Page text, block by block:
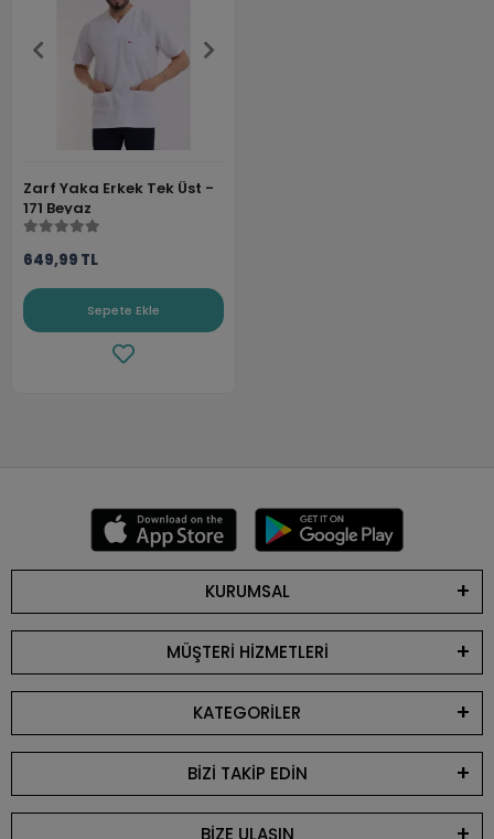
Zarf Yaka Erkek Tek Üst -
171 Beyaz
649,99 TL
Sepete Ekle
KURUMSAL
MÜŞTERİ HİZMETLERİ
KATEGORİLER
BİZİ TAKİP EDİN
BİZE ULAŞIN